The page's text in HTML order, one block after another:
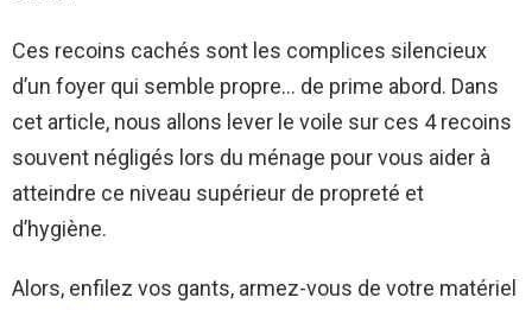
Ces recoins cachés sont les complices silencieux
d’un foyer qui semble propre… de prime abord. Dans
cet article, nous allons lever le voile sur ces 4 recoins
souvent négligés lors du ménage pour vous aider à
atteindre ce niveau supérieur de propreté et
d’hygiène.
Alors, enfilez vos gants, armez-vous de votre matériel